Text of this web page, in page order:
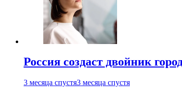
Россия создаст двойник
3 месяца спустя3 месяца спустя